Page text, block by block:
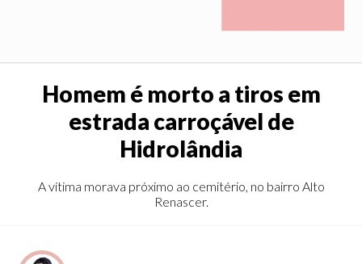
Homem é morto a tiros em
estrada carroçável de
Hidrolândia
A vítima morava próximo ao cemitério, no bairro Alto
Renascer.